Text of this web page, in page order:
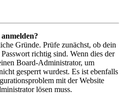
Gründe. Prüfe zunächst, ob dein
richtig sind. Wenn dies der
Board-Administrator, um
gesperrt wurdest. Es ist ebenfalls
mit der Website
lösen muss.